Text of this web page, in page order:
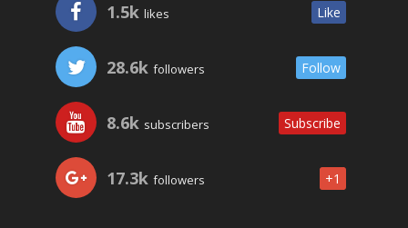
1.5k likes Like
28.6k followers Follow
8.6k subscribers Subscribe
17.3k followers +1